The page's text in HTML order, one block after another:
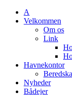
A
Velkommen
Om os
Link
Havnekontor
Nyheder
Bådejer